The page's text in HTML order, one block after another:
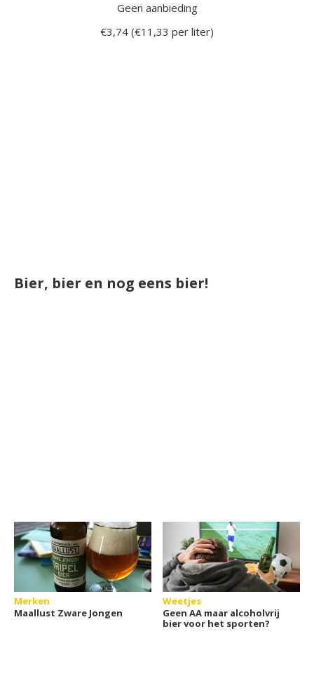
Geen aanbieding
€3,74 (€11,33 per liter)
Bier, bier en nog eens bier!
Merken
Maallust Zware Jongen
Weetjes
Geen AA maar alcoholvrij
bier voor het sporten?